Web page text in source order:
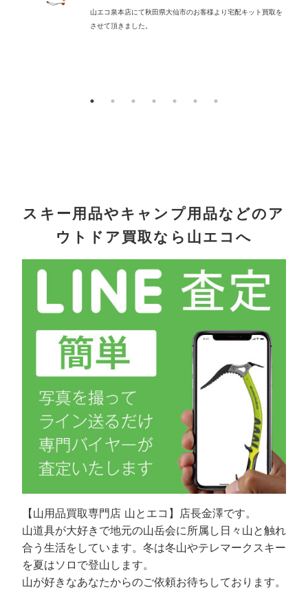
山エコ泉本店にて秋田県大仙市のお客様より宅配キット買取を
させて頂きました。
スキー用品やキャンプ用品などのア
ウトドア買取なら山エコへ
【山用品買取専門店 山とエコ】店長金澤です。
山道具が大好きで地元の山岳会に所属し日々山と触れ
合う生活をしています。冬は冬山やテレマークスキー
を夏はソロで登山します。
山が好きなあなたからのご依頼お待ちしております。